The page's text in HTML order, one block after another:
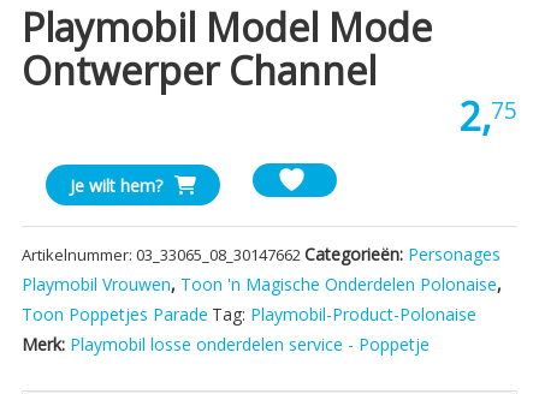
Playmobil Model Mode
Ontwerper Channel
2,75
Playmobil
Model
Mode
Ontwerper
Channel
aantal
Je wilt hem?
Artikelnummer: 03_33065_08_30147662Categorieën: Personages
Playmobil Vrouwen, Toon 'n Magische Onderdelen Polonaise,
Toon Poppetjes Parade Tag: Playmobil-Product-Polonaise
Merk: Playmobil losse onderdelen service - Poppetje